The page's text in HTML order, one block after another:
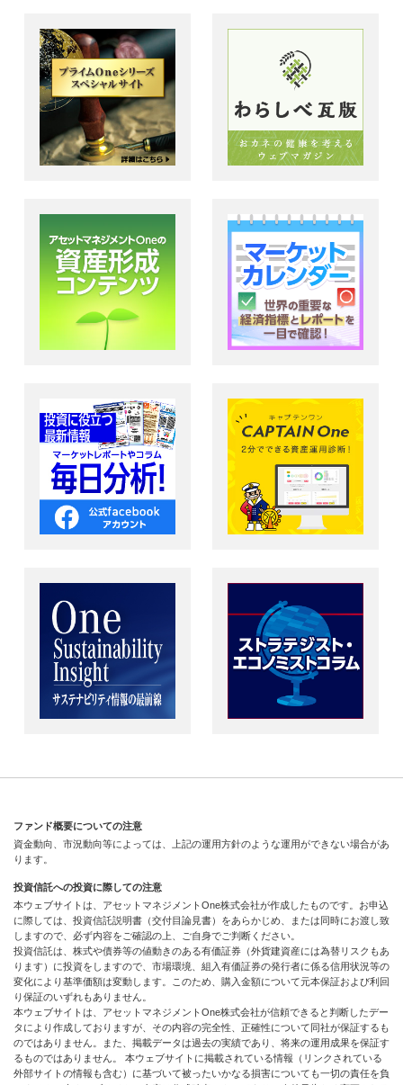
ファンド概要についての注意
資金動向、市況動向等によっては、上記の運用方針のような運用ができない場合があ
ります。
投資信託への投資に際しての注意
本ウェブサイトは、アセットマネジメントOne株式会社が作成したものです。お申込
に際しては、投資信託説明書（交付目論見書）をあらかじめ、または同時にお渡し致
しますので、必ず内容をご確認の上、ご自身でご判断ください。
投資信託は、株式や債券等の値動きのある有価証券（外貨建資産には為替リスクもあ
ります）に投資をしますので、市場環境、組入有価証券の発行者に係る信用状況等の
変化により基準価額は変動します。このため、購入金額について元本保証および利回
り保証のいずれもありません。
本ウェブサイトは、アセットマネジメントOne株式会社が信頼できると判断したデー
タにより作成しておりますが、その内容の完全性、正確性について同社が保証するも
のではありません。また、掲載データは過去の実績であり、将来の運用成果を保証す
るものではありません。 本ウェブサイトに掲載されている情報（リンクされている
外部サイトの情報も含む）に基づいて被ったいかなる損害についても一切の責任を負